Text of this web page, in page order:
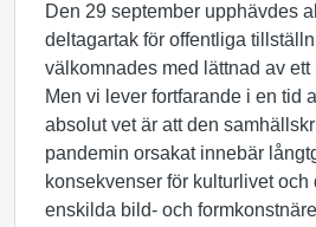
Den 29 september upphävdes
deltagartak för offentliga
välkomnades med lättnad av ett
Men vi lever fortfarande i en tid
absolut vet är att den
pandemin orsakat innebär
konsekvenser för kulturlivet och
enskilda bild- och